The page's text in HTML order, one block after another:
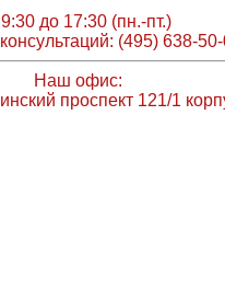
до 17:30 (пн.-пт.)
(495) 638-
Наш офис:
проспект 121/1